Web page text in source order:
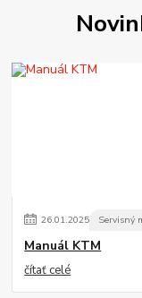
26.01.2025 Servisný
Manuál KTM
čítať celé